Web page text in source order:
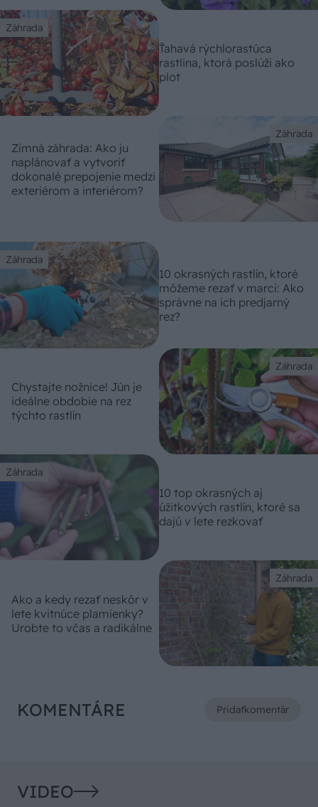
Záhrada
Ťahavá rýchlorastúca
rastlina, ktorá poslúži ako
plot
Záhrada
Zimná záhrada: Ako ju
naplánovať a vytvoriť
dokonalé prepojenie medzi
exteriérom a interiérom?
Záhrada
10 okrasných rastlín, ktoré
môžeme rezať v marci: Ako
správne na ich predjarný
rez?
Záhrada
Chystajte nožnice! Jún je
ideálne obdobie na rez
týchto rastlín
Záhrada
10 top okrasných aj
úžitkových rastlín, ktoré sa
dajú v lete rezkovať
Záhrada
Ako a kedy rezať neskôr v
lete kvitnúce plamienky?
Urobte to včas a radikálne
KOMENTÁRE Pridaťkomentár
VIDEO